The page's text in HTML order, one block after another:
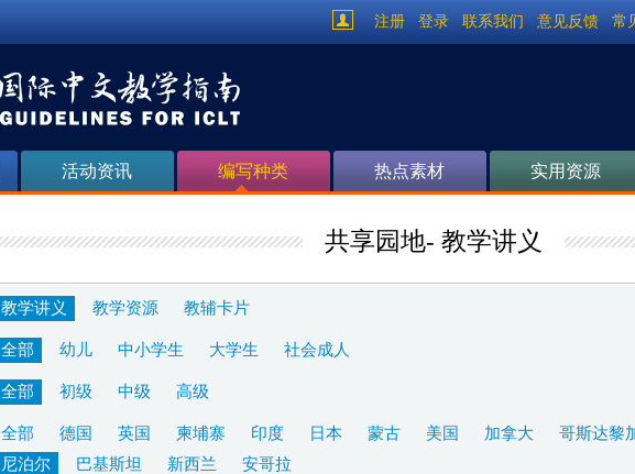
注册 登录 联系我们 意见反馈 常
活动资讯 编写种类 热点素材 实用资源
共享园地- 教学讲义
教学讲义 教学资源 教辅卡片
全部 幼儿 中小学生 大学生 社会成人
全部 初级 中级 高级
全部 德国 英国 柬埔寨 印度 日本 蒙古 美国 加拿大 哥斯达黎
尼泊尔
巴基斯坦 新西兰 安哥拉